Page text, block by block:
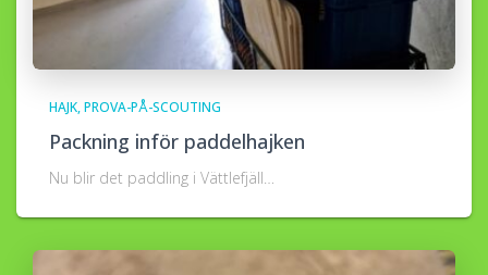
HAJK PROVA-PÅ-SCOUTING
Packning inför paddelhajken
Nu blir det paddling i Vättlefjäll…